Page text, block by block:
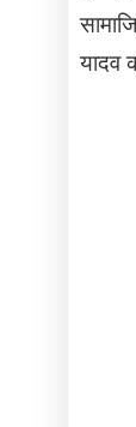
यादव